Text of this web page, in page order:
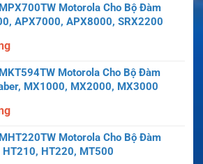
Motorola Cho Bộ Đàm
APX7000, APX8000, SRX2200
Motorola Cho Bộ Đàm
MX1000, MX2000, MX3000
Motorola Cho Bộ Đàm
HT210, HT220, MT500